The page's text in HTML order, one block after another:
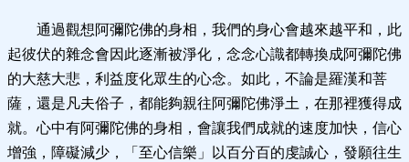
通過觀想阿彌陀佛的身相，我們的身心會越來越平和，此
起彼伏的雜念會因此逐漸被淨化，念念心識都轉換成阿彌陀佛
的大慈大悲，利益度化眾生的心念。如此，不論是羅漢和菩
薩，還是凡夫俗子，都能夠親往阿彌陀佛淨土，在那裡獲得成
就。心中有阿彌陀佛的身相，會讓我們成就的速度加快，信心
增強，障礙減少，「至心信樂」以百分百的虔誠心，發願往生